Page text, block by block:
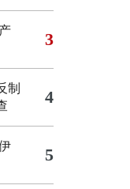
3
制
4
5